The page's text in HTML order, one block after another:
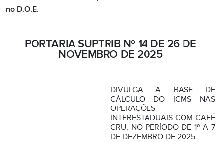
no D.O.E.
PORTARIA SUPTRIB Nº 14 DE 26 DE
NOVEMBRO DE 2025
DIVULGA A BASE DE
CÁLCULO DO ICMS NAS
OPERAÇÕES
INTERESTADUAIS COM CAFÉ
CRU, NO PERÍODO DE 1º A 7
DE DEZEMBRO DE 2025.